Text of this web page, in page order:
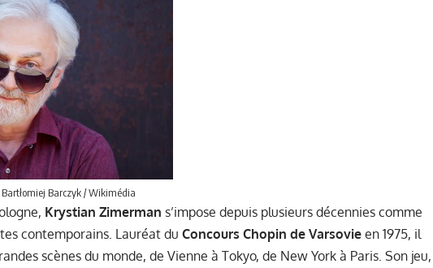
Barczyk / Wikimédia
Krystian Zimerman s’impose depuis plusieurs décennies comme
contemporains. Lauréat du Concours Chopin de Varsovie en 1975, il
scènes du monde, de Vienne à Tokyo, de New York à Paris. Son jeu,